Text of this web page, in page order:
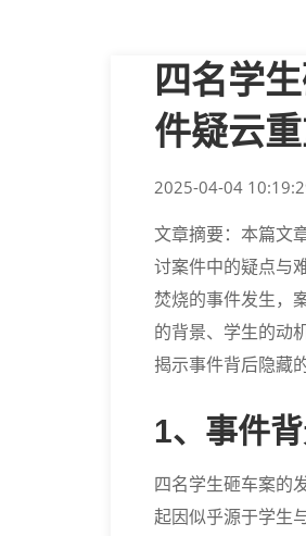
四名学
件疑云
2025-04-04
文章摘要：本篇文
讨案件中的疑点与
焚烧的事件发生，
的背景、学生的动
揭示事件背后隐藏
1、事件
四名学生砸车案的
起因似乎源于学生